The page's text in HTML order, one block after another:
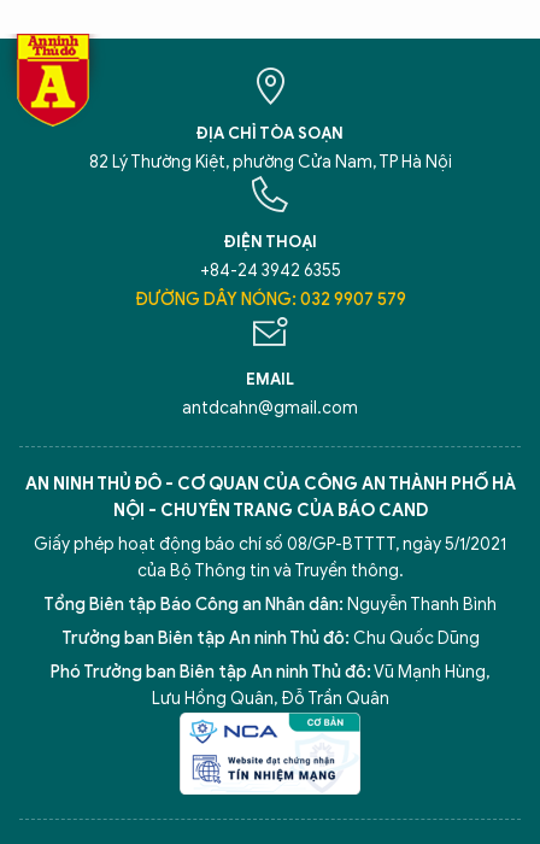
ĐỊA CHỈ TÒA SOẠN
82 Lý Thường Kiệt, phường Cửa Nam, TP Hà Nội
ĐIỆN THOẠI
+84-24 3942 6355
ĐƯỜNG DÂY NÓNG: 032 9907 579
EMAIL
antdcahn@gmail.com
AN NINH THỦ ĐÔ - CƠ QUAN CỦA CÔNG AN THÀNH PHỐ HÀ
NỘI - CHUYÊN TRANG CỦA BÁO CAND
Giấy phép hoạt động báo chí số 08/GP-BTTTT, ngày 5/1/2021
của Bộ Thông tin và Truyền thông.
Tổng Biên tập Báo Công an Nhân dân: Nguyễn Thanh Bình
Trưởng ban Biên tập An ninh Thủ đô: Chu Quốc Dũng
Phó Trưởng ban Biên tập An ninh Thủ đô:Vũ Mạnh Hùng,
Lưu Hồng Quân, Đỗ Trần Quân
5 điểm nghẽn của Hà Nội giải pháp xử lý điểm nghẽn của